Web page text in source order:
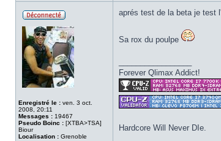
ligne
Enregistré le : ven. 3 oct.
2008, 20:11
Messages : 19467
Pseudo Boinc : [XTBA>TSA]
Biour
Localisation : Grenoble
aprés test de la beta je test
Sa rox du poulpe
Forever Qlimax Addict!
Hardcore Will Never DIe.